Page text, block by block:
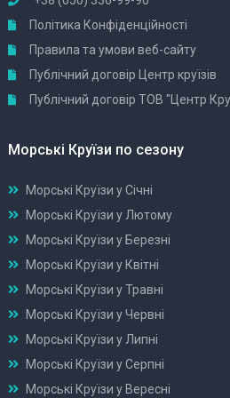
Політика Конфіденційності
Правила та умови веб-сайту
Публічний договір Центр круїзів
Публічний договір ТОВ "Центр
Морські Круїзи по сезону
Морські Круїзи у Січні
Морські Круїзи у Лютому
Морські Круїзи у Березні
Морські Круїзи у Квітні
Морські Круїзи у Травні
Морські Круїзи у Червні
Морські Круїзи у Липні
Морські Круїзи у Серпні
Морські Круїзи у Вересні